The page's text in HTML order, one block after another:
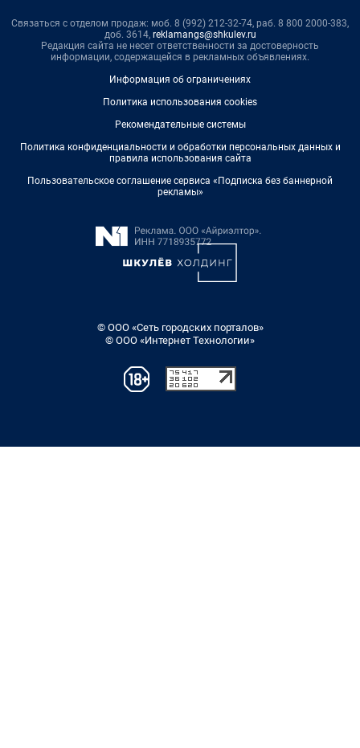
Связаться с отделом продаж: моб. 8 (992) 212-32-74, раб. 8 800 2000-383,
доб. 3614, reklamangs@shkulev.ru
Редакция сайта не несет ответственности за достоверность
информации, содержащейся в рекламных объявлениях.
Информация об ограничениях
Политика использования cookies
Рекомендательные системы
Политика конфиденциальности и обработки персональных данных и
правила использования сайта
Пользовательское соглашение сервиса «Подписка без баннерной
рекламы»
© ООО «Сеть городских порталов»
© ООО «Интернет Технологии»